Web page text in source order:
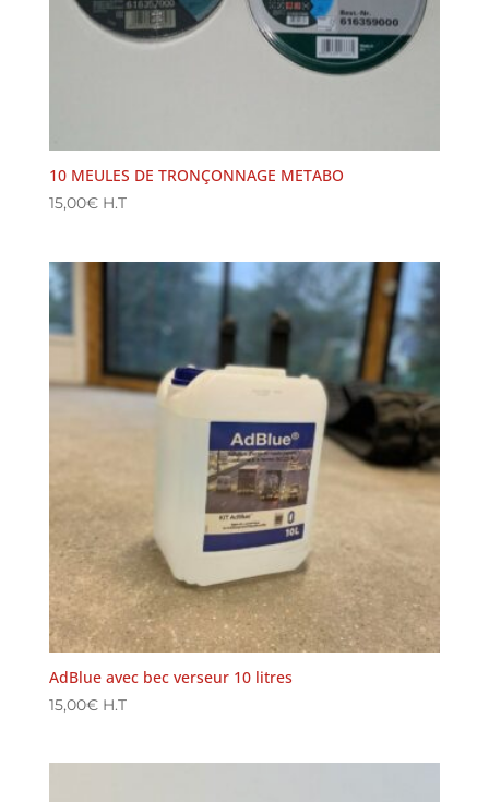
10 MEULES DE TRONÇONNAGE METABO
15,00€ H.T
AdBlue avec bec verseur 10 litres
15,00€ H.T